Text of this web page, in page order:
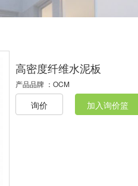
高密度纤维水泥板
产品品牌 ： OCM
询价 加入询价篮